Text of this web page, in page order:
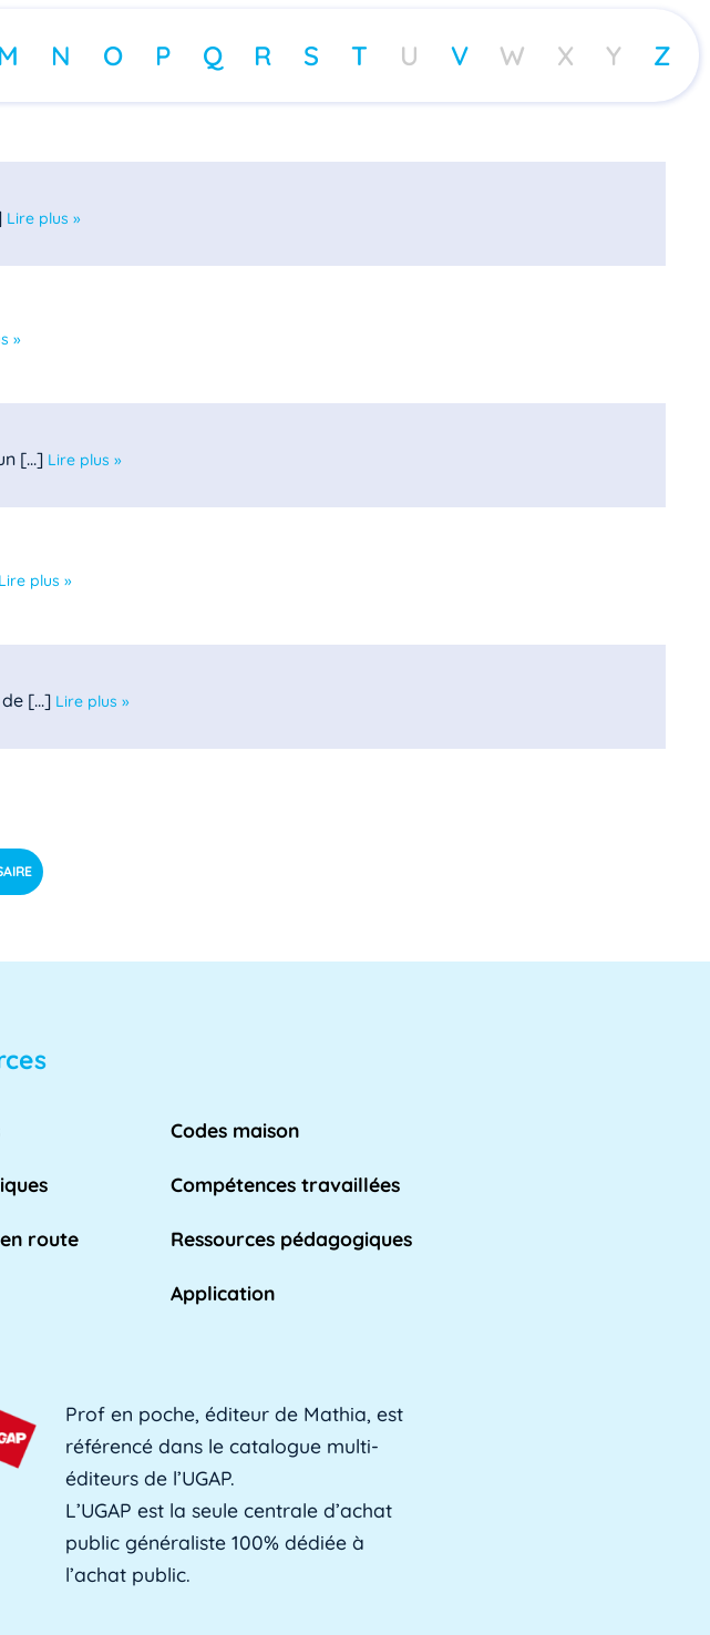
M N O P Q R S T U V W X Y Z
Lire plus »
»
[...] Lire plus »
Lire plus »
[...] Lire plus »
Lire plus »
[...]
Lire plus »
Lire plus »
route
Codes maison
Compétences travaillées
Ressources pédagogiques
Application
Prof en poche, éditeur de Mathia, est
référencé dans le catalogue multi-
éditeurs de l’UGAP.
L’UGAP est la seule centrale d’achat
public généraliste 100% dédiée à
l’achat public.